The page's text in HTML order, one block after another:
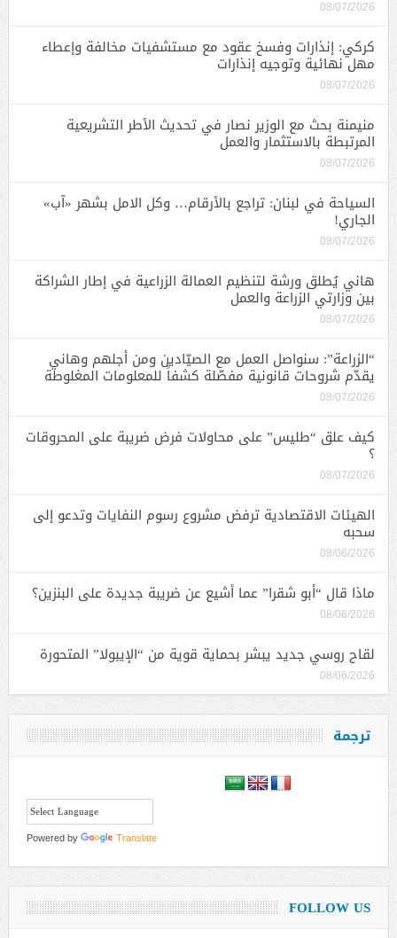
08/07/2026
كركي: إنذارات وفسخ عقود مع مستشفيات مخالفة وإعطاء
مهل نهائية وتوجيه إنذارات
08/07/2026
منيمنة بحث مع الوزير نصار في تحديث الأطر التشريعية
المرتبطة بالاستثمار والعمل
08/07/2026
السياحة في لبنان: تراجع بالأرقام… وكل الامل بشهر «آب»
الجاري!
08/07/2026
هاني يُطلق ورشة لتنظيم العمالة الزراعية في إطار الشراكة
بين وزارتي الزراعة والعمل
08/07/2026
“الزراعة”: سنواصل العمل مع الصيّادين ومن أجلهم وهاني
يقدّم شروحات قانونية مفصّلة كشفاً للمعلومات المغلوطة
08/07/2026
كيف علق “طليس” على محاولات فرض ضريبة على المحروقات
؟
08/07/2026
الهيئات الاقتصادية ترفض مشروع رسوم النفايات وتدعو إلى
سحبه
08/06/2026
ماذا قال “أبو شقرا” عما أشيع عن ضريبة جديدة على البنزين؟
08/06/2026
لقاح روسي جديد يبشر بحماية قوية من “الإيبولا” المتحورة
08/06/2026
ترجمة
Powered by Translate
FOLLOW US